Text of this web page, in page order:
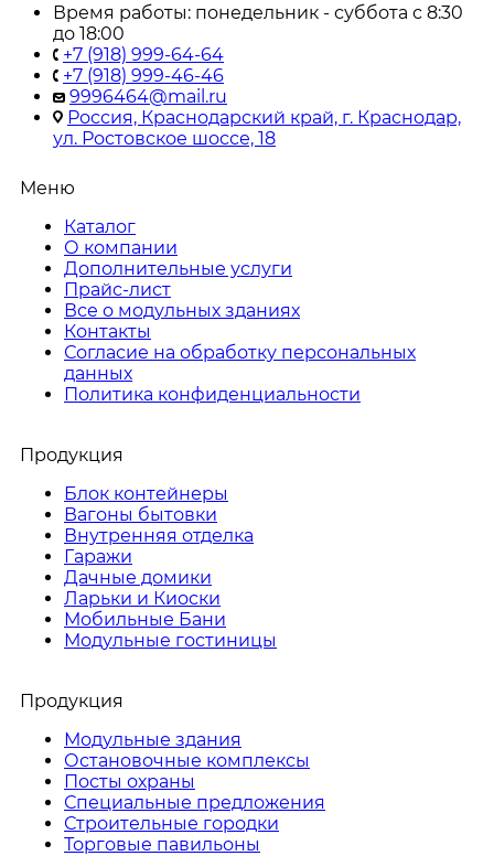
Время работы: понедельник - суббота с 8:30
до 18:00
+7 (918) 999-64-64
+7 (918) 999-46-46
9996464@mail.ru
Россия, Краснодарский край, г. Краснодар,
ул. Ростовское шоссе, 18
Меню
Каталог
О компании
Дополнительные услуги
Прайс-лист
Все о модульных зданиях
Контакты
Согласие на обработку персональных
данных
Политика конфиденциальности
Продукция
Блок контейнеры
Вагоны бытовки
Внутренняя отделка
Гаражи
Дачные домики
Ларьки и Киоски
Мобильные Бани
Модульные гостиницы
Продукция
Модульные здания
Остановочные комплексы
Посты охраны
Специальные предложения
Строительные городки
Торговые павильоны